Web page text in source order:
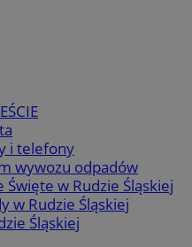
i telefony
wywozu odpadów
Święte w Rudzie Śląskiej
w Rudzie Śląskiej
Śląskiej